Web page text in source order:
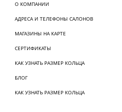
О КОМПАНИИ
АДРЕСА И ТЕЛЕФОНЫ САЛОНОВ
МАГАЗИНЫ НА КАРТЕ
СЕРТИФИКАТЫ
КАК УЗНАТЬ РАЗМЕР КОЛЬЦА
БЛОГ
КАК УЗНАТЬ РАЗМЕР КОЛЬЦА